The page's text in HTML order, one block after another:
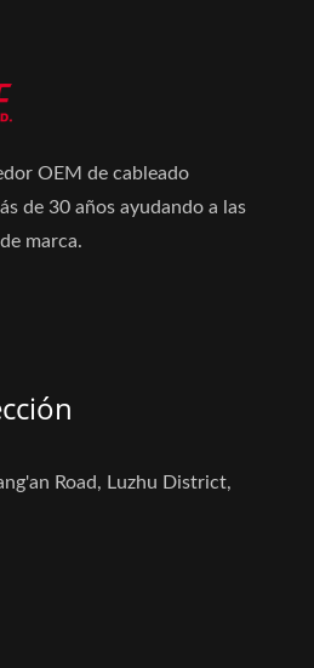
OEM de cableado
de 30 años ayudando a las
marca.
Road, Luzhu District,